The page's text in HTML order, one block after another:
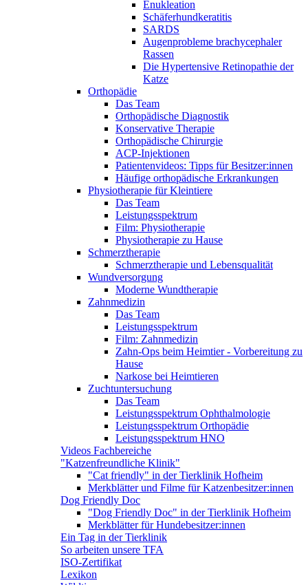
Enukleation
Schäferhundkeratitis
SARDS
Augenprobleme brachycephaler
Rassen
Die Hypertensive Retinopathie der
Katze
Orthopädie
Das Team
Orthopädische Diagnostik
Konservative Therapie
Orthopädische Chirurgie
ACP-Injektionen
Patientenvideos: Tipps für Besitzer:innen
Häufige orthopädische Erkrankungen
Physiotherapie für Kleintiere
Das Team
Leistungsspektrum
Film: Physiotherapie
Physiotherapie zu Hause
Schmerztherapie
Schmerztherapie und Lebensqualität
Wundversorgung
Moderne Wundtherapie
Zahnmedizin
Das Team
Leistungsspektrum
Film: Zahnmedizin
Zahn-Ops beim Heimtier - Vorbereitung zu
Hause
Narkose bei Heimtieren
Zuchtuntersuchung
Das Team
Leistungsspektrum Ophthalmologie
Leistungsspektrum Orthopädie
Leistungsspektrum HNO
Videos Fachbereiche
"Katzenfreundliche Klinik"
"Cat friendly" in der Tierklinik Hofheim
Merkblätter und Filme für Katzenbesitzer:innen
Dog Friendly Doc
"Dog Friendly Doc" in der Tierklinik Hofheim
Merkblätter für Hundebesitzer:innen
Ein Tag in der Tierklinik
So arbeiten unsere TFA
ISO-Zertifikat
Lexikon